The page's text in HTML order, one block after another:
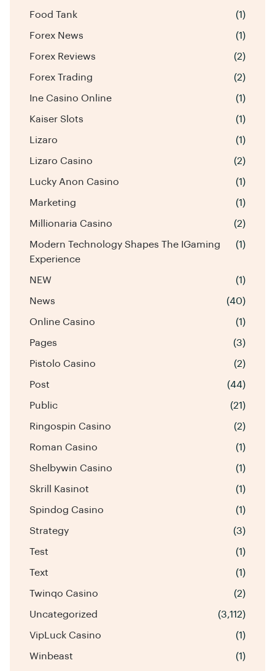
Food Tank (1)
Forex News (1)
Forex Reviews (2)
Forex Trading (2)
Ine Casino Online (1)
Kaiser Slots (1)
Lizaro (1)
Lizaro Casino (2)
Lucky Anon Casino (1)
Marketing (1)
Millionaria Casino (2)
Modern Technology Shapes The IGaming
Experience
(1)
NEW (1)
News (40)
Online Casino (1)
Pages (3)
Pistolo Casino (2)
Post (44)
Public (21)
Ringospin Casino (2)
Roman Casino (1)
Shelbywin Casino (1)
Skrill Kasinot (1)
Spindog Casino (1)
Strategy (3)
Test (1)
Text (1)
Twinqo Casino (2)
Uncategorized (3,112)
VipLuck Casino (1)
Winbeast (1)